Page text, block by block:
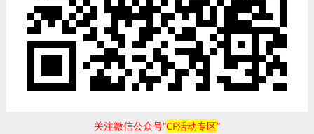
关注微信公众号“CF活动专区”